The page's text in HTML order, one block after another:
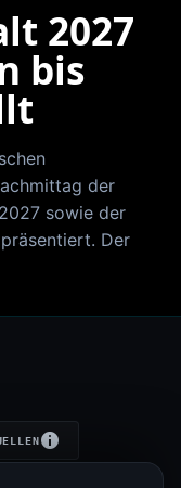
2027
bis
der
sowie der
Der